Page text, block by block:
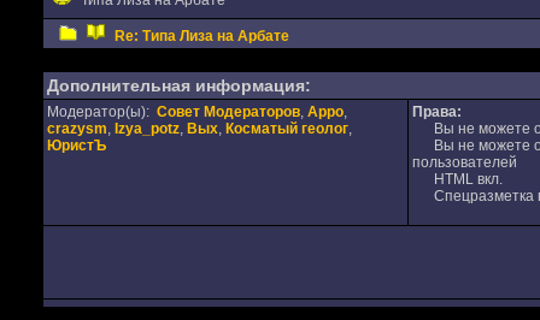
Re: Типа Лиза на Арбате
Дополнительная информация:
Модератор(ы): Совет Модераторов, Appo,
crazysm, Izya_potz, Вых, Косматый геолог,
ЮристЪ
Права:
Вы не можете
Вы не можете
пользователей
HTML вкл.
Спецразметка